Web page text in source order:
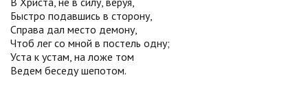
Быстро подавшись в сторону,
Справа дал место демону,
Чтоб лег со мной в постель одну;
Уста к устам, на ложе том
Ведем беседу шепотом.